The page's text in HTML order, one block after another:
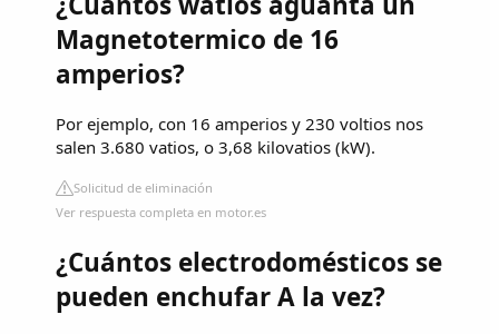
Magnetotermico de 16
amperios?
Por ejemplo, con 16 amperios y 230 voltios nos
salen 3.680 vatios, o 3,68 kilovatios (kW).
Solicitud de eliminación
Ver respuesta completa en motor.es
¿Cuántos electrodomésticos se
pueden enchufar A la vez?